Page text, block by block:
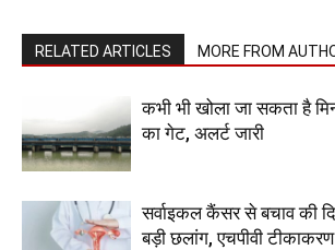
RELATED ARTICLES MORE FROM
कभी भी खोला जा सकता है
का गेट, अलर्ट जारी
सर्वाइकल कैंसर से बचाव की
बड़ी छलांग, एचपीवी